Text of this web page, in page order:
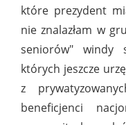
które prezydent
nie znalazłam w
seniorów" windy
których jeszcze
z
beneficjenci